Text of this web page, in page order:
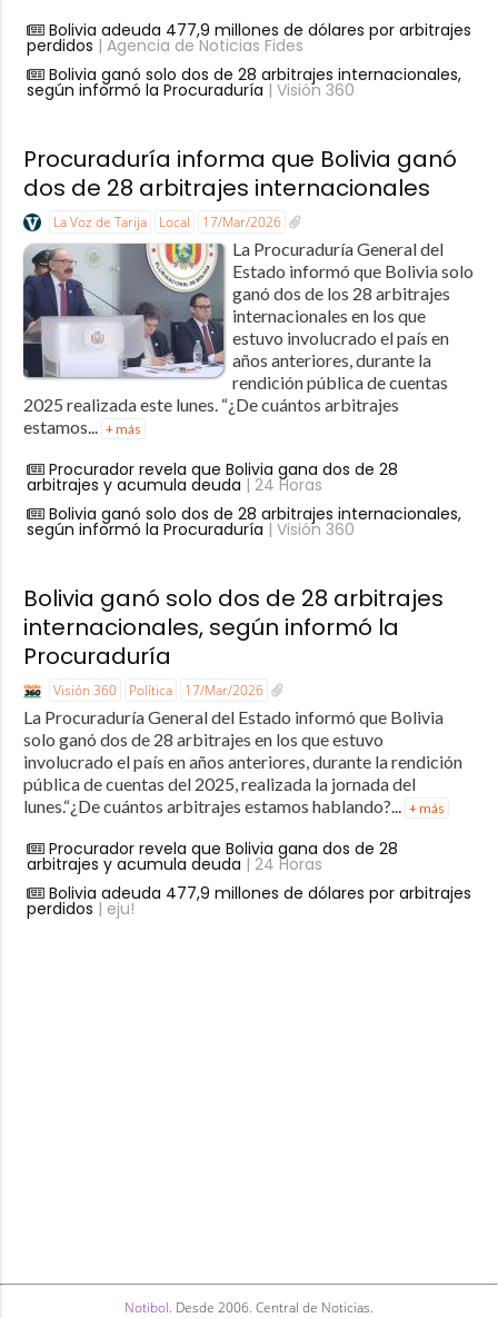
Bolivia adeuda 477,9 millones de dólares por arbitrajes
perdidos | Agencia de Noticias Fides
Bolivia ganó solo dos de 28 arbitrajes internacionales,
según informó la Procuraduría | Visión 360
Procuraduría informa que Bolivia ganó
dos de 28 arbitrajes internacionales
La Voz de Tarija Local 17/Mar/2026
La Procuraduría General del
Estado informó que Bolivia solo
ganó dos de los 28 arbitrajes
internacionales en los que
estuvo involucrado el país en
años anteriores, durante la
rendición pública de cuentas
2025 realizada este lunes. “¿De cuántos arbitrajes
estamos... + más
Procurador revela que Bolivia gana dos de 28
arbitrajes y acumula deuda | 24 Horas
Bolivia ganó solo dos de 28 arbitrajes internacionales,
según informó la Procuraduría | Visión 360
Bolivia ganó solo dos de 28 arbitrajes
internacionales, según informó la
Procuraduría
Visión 360 Política 17/Mar/2026
La Procuraduría General del Estado informó que Bolivia
solo ganó dos de 28 arbitrajes en los que estuvo
involucrado el país en años anteriores, durante la rendición
pública de cuentas del 2025, realizada la jornada del
lunes.“¿De cuántos arbitrajes estamos hablando?... + más
Procurador revela que Bolivia gana dos de 28
arbitrajes y acumula deuda | 24 Horas
Bolivia adeuda 477,9 millones de dólares por arbitrajes
perdidos | eju!
Notibol. Desde 2006. Central de Noticias.